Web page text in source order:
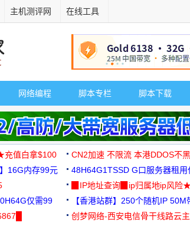
主机测评网 在线工具
网络编程 脚本专栏 脚本下载
充值白拿$100 CN2加速 不限流 本港DDOS不
16G内存99元
48H64G1TSSD G口服务器租用
3000+可免费测试
▉IP地址查询▉ip归属地ip风险
仅需99
【香港站群】250个随机IP
创梦网络-西安电信骨干线路云